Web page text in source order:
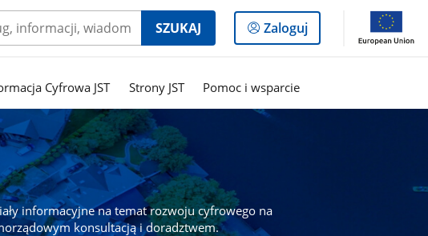
SZUKAJ
Logowanie
do
Zaloguj
Cyfrowa JST Strony JST Pomoc i wsparcie
informacyjne na temat rozwoju cyfrowego na
konsultacją i doradztwem.